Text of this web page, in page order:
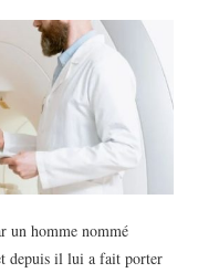
un homme nommé
depuis il lui a fait porter